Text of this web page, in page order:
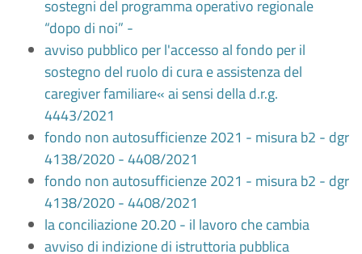
sostegni del programma operativo regionale
“dopo di noi” -
avviso pubblico per l'accesso al fondo per il
sostegno del ruolo di cura e assistenza del
caregiver familiare« ai sensi della d.r.g.
4443/2021
fondo non autosufficienze 2021 - misura b2 - dgr
4138/2020 - 4408/2021
fondo non autosufficienze 2021 - misura b2 - dgr
4138/2020 - 4408/2021
la conciliazione 20.20 - il lavoro che cambia
avviso di indizione di istruttoria pubblica